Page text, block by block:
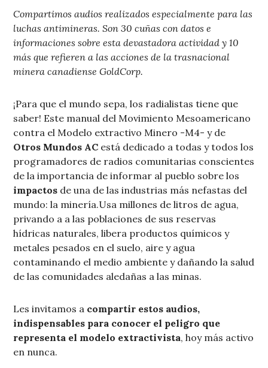
Compartimos audios realizados especialmente para las
luchas antimineras. Son 30 cuñas con datos e
informaciones sobre esta devastadora actividad y 10
más que refieren a las acciones de la trasnacional
minera canadiense GoldCorp.
¡Para que el mundo sepa, los radialistas tiene que
saber! Este manual del Movimiento Mesoamericano
contra el Modelo extractivo Minero -M4- y de
Otros Mundos AC está dedicado a todas y todos los
programadores de radios comunitarias conscientes
de la importancia de informar al pueblo sobre los
impactos de una de las industrias más nefastas del
mundo: la minería.Usa millones de litros de agua,
privando a a las poblaciones de sus reservas
hídricas naturales, libera productos químicos y
metales pesados en el suelo, aire y agua
contaminando el medio ambiente y dañando la salud
de las comunidades aledañas a las minas.
Les invitamos a compartir estos audios,
indispensables para conocer el peligro que
representa el modelo extractivista, hoy más activo
en nunca.